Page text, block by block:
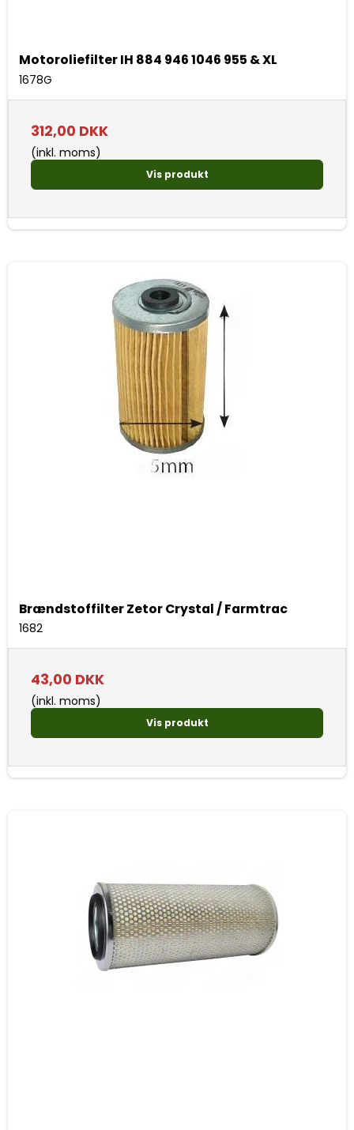
Motoroliefilter IH 884 946 1046 955 & XL
1678G
312,00 DKK
(inkl. moms)
Vis produkt
Brændstoffilter Zetor Crystal / Farmtrac
1682
43,00 DKK
(inkl. moms)
Vis produkt